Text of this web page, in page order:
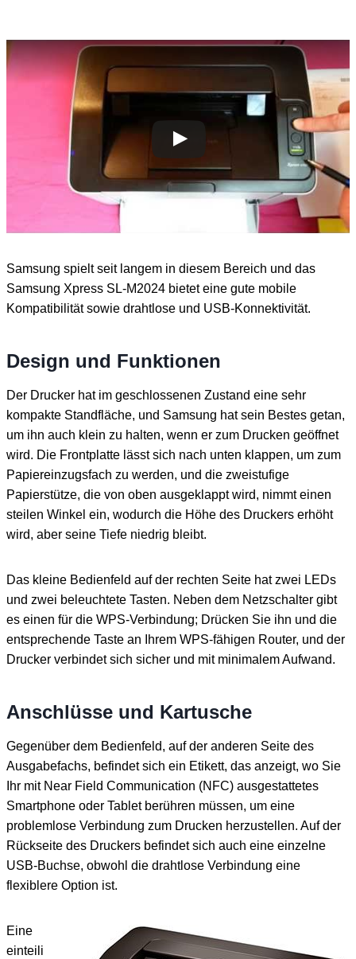
Samsung spielt seit langem in diesem Bereich und das
Samsung Xpress SL-M2024 bietet eine gute mobile
Kompatibilität sowie drahtlose und USB-Konnektivität.
Design und Funktionen
Der Drucker hat im geschlossenen Zustand eine sehr
kompakte Standfläche, und Samsung hat sein Bestes getan,
um ihn auch klein zu halten, wenn er zum Drucken geöffnet
wird. Die Frontplatte lässt sich nach unten klappen, um zum
Papiereinzugsfach zu werden, und die zweistufige
Papierstütze, die von oben ausgeklappt wird, nimmt einen
steilen Winkel ein, wodurch die Höhe des Druckers erhöht
wird, aber seine Tiefe niedrig bleibt.
Das kleine Bedienfeld auf der rechten Seite hat zwei LEDs
und zwei beleuchtete Tasten. Neben dem Netzschalter gibt
es einen für die WPS-Verbindung; Drücken Sie ihn und die
entsprechende Taste an Ihrem WPS-fähigen Router, und der
Drucker verbindet sich sicher und mit minimalem Aufwand.
Anschlüsse und Kartusche
Gegenüber dem Bedienfeld, auf der anderen Seite des
Ausgabefachs, befindet sich ein Etikett, das anzeigt, wo Sie
Ihr mit Near Field Communication (NFC) ausgestattetes
Smartphone oder Tablet berühren müssen, um eine
problemlose Verbindung zum Drucken herzustellen. Auf der
Rückseite des Druckers befindet sich auch eine einzelne
USB-Buchse, obwohl die drahtlose Verbindung eine
flexiblere Option ist.
Eine
einteili